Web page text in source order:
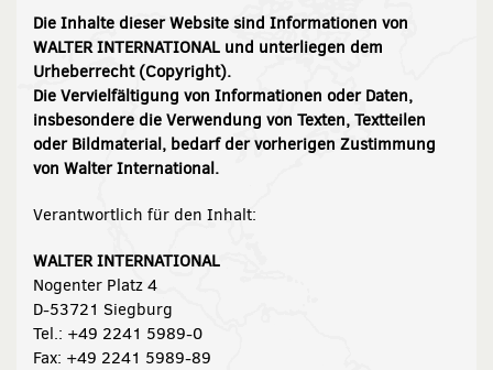
Die Inhalte dieser Website sind Informationen von
WALTER INTERNATIONAL und unterliegen dem
Urheberrecht (Copyright).
Die Vervielfältigung von Informationen oder Daten,
insbesondere die Verwendung von Texten, Textteilen
oder Bildmaterial, bedarf der vorherigen Zustimmung
von Walter International.
Verantwortlich für den Inhalt:
WALTER INTERNATIONAL
Nogenter Platz 4
D-53721 Siegburg
Tel.: +49 2241 5989-0
Fax: +49 2241 5989-89